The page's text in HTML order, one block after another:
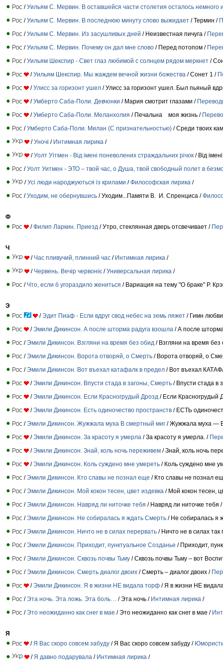
/Уильям С. Мервин. В оставшейся части столетия осталось немного
/Уильям С. Мервин. В последнюю минуту слово выжидает / Термин /
/Уильям С. Мервин. Из засушливых дней / Неизвестная пичуга /
/Уильям С. Мервин. Почему он дал мне слово / Перед потопом /
/Уильям Шекспир - Свет глаз любимой с солнцем рядом меркнет /
/Уильям Шекспир. Мы жаждем вечной жизни божества / Сонет 1 /
/Улисс за горизонт ушел / Улисс за горизонт ушел. Был пьяный
/Умберто Саба-Поли. Девчонки / Мария смотрит глазами /
/Умберто Саба-Поли. Меланхолия / Печальна моя жизнь /
/Умберто Саба-Поли. Милан (С признательностью) / Среди твоих
/Уночі / Интимная лирика /
/Уолт Уiтмен - Від імені поневолених страждальних річок / Від
/Уолт Уитмен - ЭТО – твой час, о Душа, твой свободный полет в
/Усі люди народжуються із крилами /Философская лирика /
/Уходим, не обернувшись / Уходим...Памяти В. И. Спренциса /
Ф
/Филип Ларкин. Приезд / Утро, стеклянная дверь отсвечивает /
Ч
/ Час пливучий, плинний час / Интимная лирика /
/ Червень. Вечір червоніє /Универсальная лирика /
/ Что, если б угораздило жениться / Вариация на тему "О браке" Р.
Э
/Эдит Пиаф - Если вдруг свод небес на земь ляжет / Гимн
/Эмили Дикинсон. А после шторма радуга взошла / А после
/Эмили Дикинсон. Взгляни на время без обид / Взгляни на время
/Эмили Дикинсон. Ворота отворяй, о Смерть / Ворота отворяй, о
/Эмили Дикинсон. Вот въехал катафалк в предел / Вот въехал
/Эмили Дикинсон. Впусти стада в загоны, Смерть / Впусти стада в
/Эмили Дикинсон. Если Красногрудый Дрозд / Если Красногрудый
/Эмили Дикинсон. Есть одиночество пространств / ЕСТЬ
/Эмили Дикинсон. Жужжала муха В смертный миг / Жужжала муха —
/Эмили Дикинсон. За красоту я умерла / За красоту я умерла. /
/Эмили Дикинсон. Знай, коль ночь переживем / Знай, коль ночь
/Эмили Дикинсон. Коль суждено мне умереть / Коль суждено мне
/Эмили Дикинсон. Кто славы не познал еще / Кто славы не познал
/Эмили Дикинсон. Мой кокон тесен, цвет издевка / Мой кокон тесен,
/Эмили Дикинсон. Навряд ли ниточке тебя / Навряд ли ниточке тебя /
/Эмили Дикинсон. Не собиралась я ждать Смерть / Не собиралась я
/Эмили Дикинсон. Ничто не в силах перервать / Ничто не в силах так
/Эмили Дикинсон. Приходит, пунктуальное Созданье / Приходит,
/Эмили Дикинсон. Сквозь почвы Тьму / Сквозь почвы Тьму – вот
/Эмили Дикинсон. Смерть диалог двоих / Смерть – диалог двоих /
/Эмили Дикинсон. Я в жизни НЕ видала торф / Я в жизни НЕ
/Эта ночь. Эта ложь. Эта боль… / Эта ночь / Интимная лирика /
/Это неожиданно как снег в мае / Это неожиданно как снег в мае /
Я
/ Я Вас скоро совсем забуду / Я Вас скоро совсем забуду /
/ Я давно подарувала / Интимная лирика /